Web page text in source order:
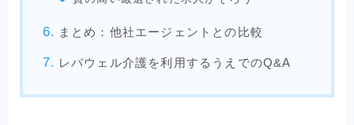
まとめ：他社エージェントとの比較
レバウェル介護を利用するうえでのQ&A